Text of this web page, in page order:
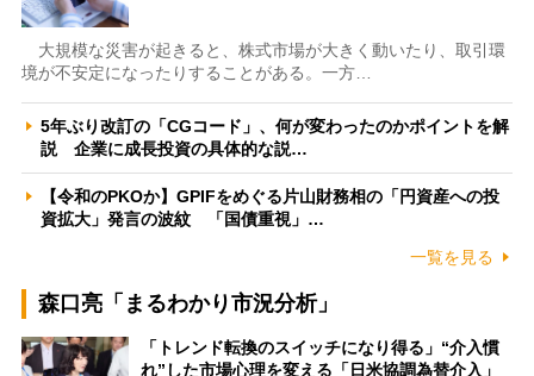
大規模な災害が起きると、株式市場が大きく動いたり、取引環
境が不安定になったりすることがある。一方…
5年ぶり改訂の「CGコード」、何が変わったのかポイントを解
説 企業に成長投資の具体的な説…
【令和のPKOか】GPIFをめぐる片山財務相の「円資産への投
資拡大」発言の波紋 「国債重視」…
一覧を見る
森口亮「まるわかり市況分析」
「トレンド転換のスイッチになり得る」“介入慣
れ”した市場心理を変える「日米協調為替介入」